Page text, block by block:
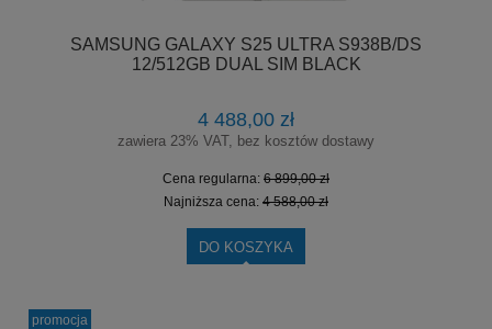
SAMSUNG GALAXY S25 ULTRA S938B/DS
12/512GB DUAL SIM BLACK
4 488,00 zł
zawiera 23% VAT, bez kosztów dostawy
Cena regularna: 6 899,00 zł
Najniższa cena: 4 588,00 zł
DO KOSZYKA
promocja